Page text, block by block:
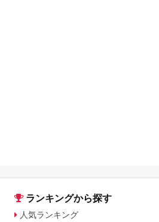
ランキングから探す
人気ランキング